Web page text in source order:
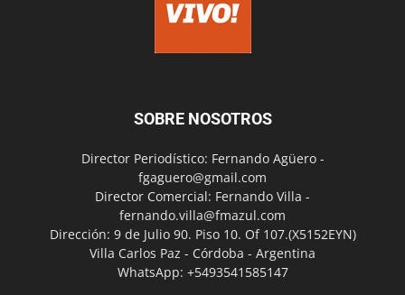
SOBRE NOSOTROS
Director Periodístico: Fernando Agüero -
fgaguero@gmail.com
Director Comercial: Fernando Villa -
fernando.villa@fmazul.com
Dirección: 9 de Julio 90. Piso 10. Of 107.(X5152EYN)
Villa Carlos Paz - Córdoba - Argentina
WhatsApp: +5493541585147